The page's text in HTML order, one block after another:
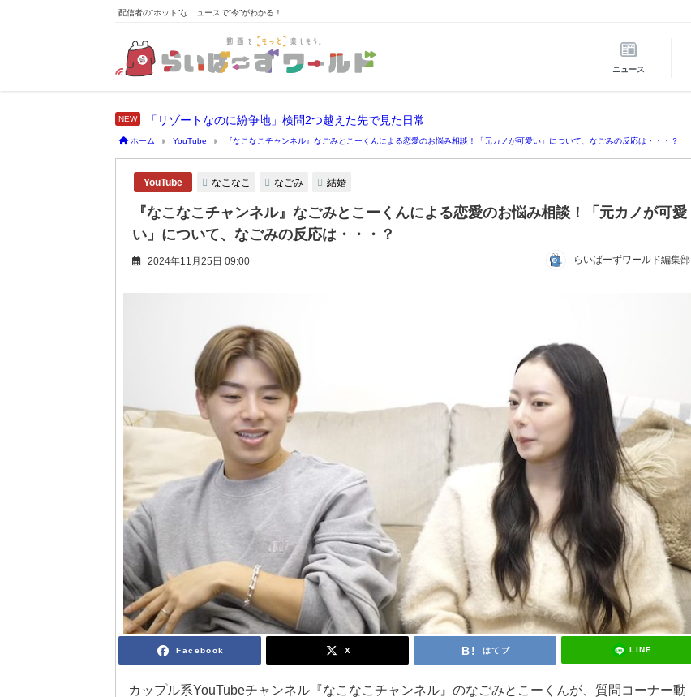
配信者の“ホット”なニュースで“今”がわかる！
ニュース
「リゾートなのに紛争地」検問2つ越えた先で見た日常
ホーム YouTube 『なこなこチャンネル』なごみとこーくんによる恋愛のお悩み相談！「元カノが可愛い」について、なごみの反応は・・・？
YouTube なこなこ なごみ 結婚
『なこなこチャンネル』なごみとこーくんによる恋愛のお悩み相談！「元カノが可愛
い」について、なごみの反応は・・・？
2024年11月25日 09:00 らいばーずワールド編集部
Facebook X はてブ LINE
カップル系YouTubeチャンネル『なこなこチャンネル』のなごみとこーくんが、質問コーナー動